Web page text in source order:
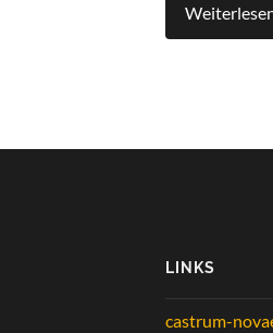
LINKS
castrum-